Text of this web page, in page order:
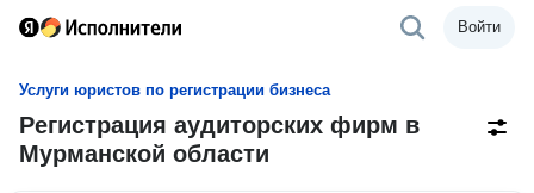
Войти
Услуги юристов по регистрации бизнеса
Регистрация аудиторских фирм в
Мурманской области